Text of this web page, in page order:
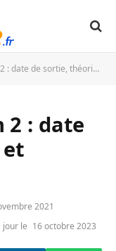
de sortie, théories et rumeurs
2 : date
2021
jour le 16 octobre 2023